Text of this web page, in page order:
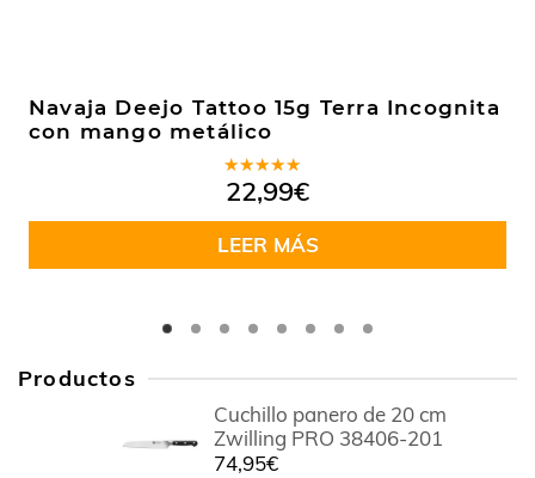
Navaja Deejo Tattoo 15g Terra Incognita
con mango metálico
Valorado
en4.50
de 5
22,99€
LEER MÁS
Productos
Cuchillo panero de 20 cm
Zwilling PRO 38406-201
74,95€